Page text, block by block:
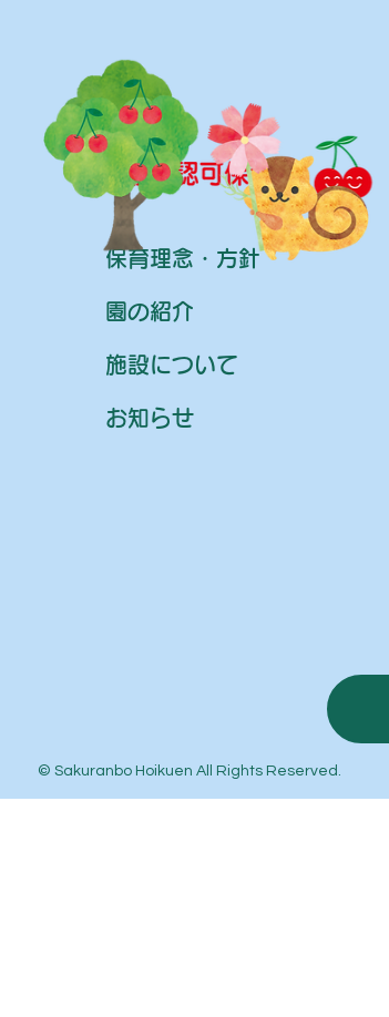
© Sakuranbo Hoikuen All Rights Reserved.
保育理念・方針
園の紹介
施設について
お知らせ